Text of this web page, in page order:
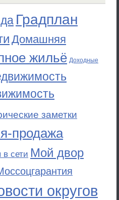
Градплан
Домашняя
жильё Доходные
заметки
продажа
сети Мой двор
округов